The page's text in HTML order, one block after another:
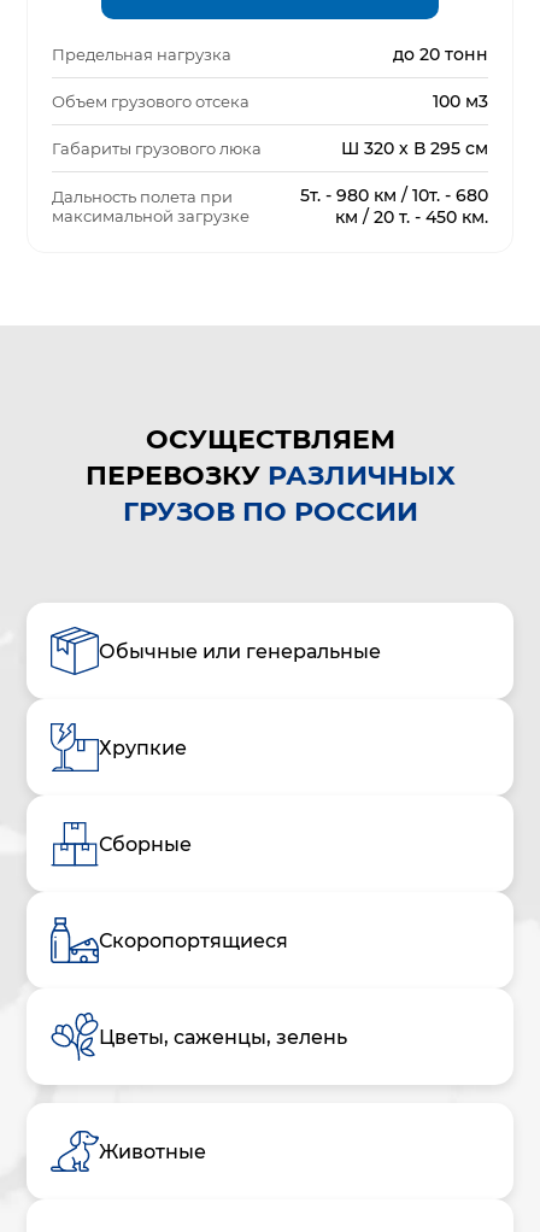
Предельная нагрузка до 20 тонн
Объем грузового отсека 100 м3
Габариты грузового люка Ш 320 х В 295 см
Дальность полета при
максимальной загрузке
5т. - 980 км / 10т. - 680
км / 20 т. - 450 км.
ОСУЩЕСТВЛЯЕМ
ПЕРЕВОЗКУРАЗЛИЧНЫХ
ГРУЗОВ ПО РОССИИ
Обычные или генеральные
Хрупкие
Сборные
Скоропортящиеся
Цветы, саженцы, зелень
Животные